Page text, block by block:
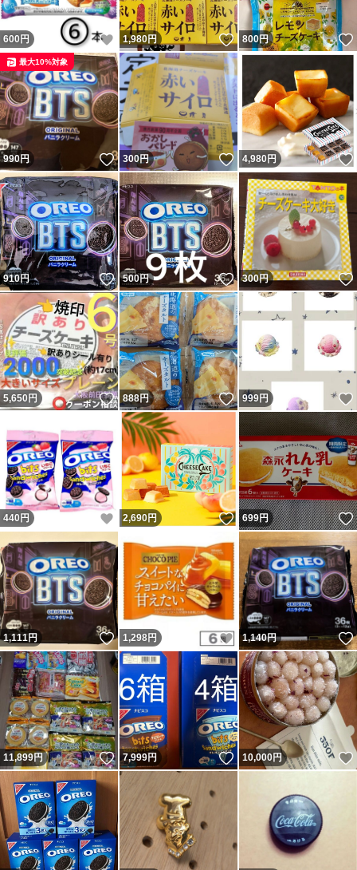
600 円 いいね！
1,980円 いいね！
800円
990円 いいね！
最大10%対象
300円 いいね！
4,980円
910円 いいね！
500円 いいね！
300円
5,650 円 いいね！
888円 いいね！
999円
440 円 いいね！
2,690円 いいね！
699円
1,111円 いいね！
1,298円 いいね！
1,140円
11,899円 いいね！
7,999円 いいね！
10,000円